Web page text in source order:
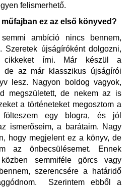
felismerhető.
ez az első könyved?
ambíció nincs bennem,
Szeretek újságíróként dolgozni,
cikkeket írni. Már készül a
de az már klasszikus újságírói
lesz. Nagyon boldog vagyok,
megszületett, de nekem az is
a történeteket megosztom a
fölteszem egy blogra, és jól
ismerőseim, a barátaim. Nagy
hogy megjelent ez a könyv, de
az önbecsülésemet. Ennek
semmiféle görcs vagy
szerencsére a határidő
Szerintem ebből a